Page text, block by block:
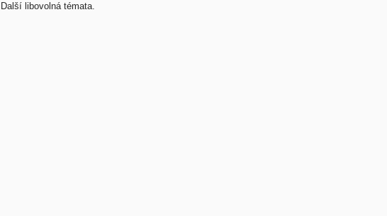
Další libovolná témata.